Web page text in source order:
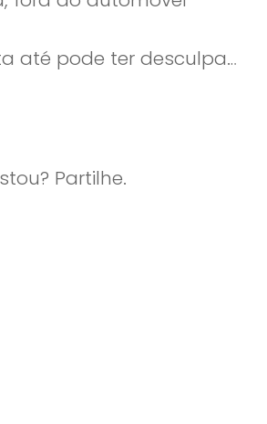
até pode ter desculpa…
Partilhe.